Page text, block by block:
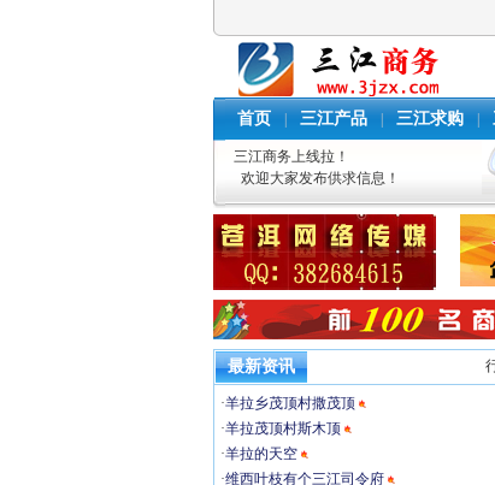
首页 三江产品 三江求购
三江商务上线拉！
欢迎大家发布供求信息！
最新资讯
·羊拉乡茂顶村撒茂顶
·羊拉茂顶村斯木顶
·羊拉的天空
·维西叶枝有个三江司令府